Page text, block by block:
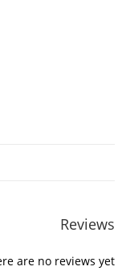
Reviews
are no reviews yet.